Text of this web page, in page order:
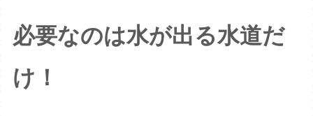
必要なのは水が出る水道だ
け！